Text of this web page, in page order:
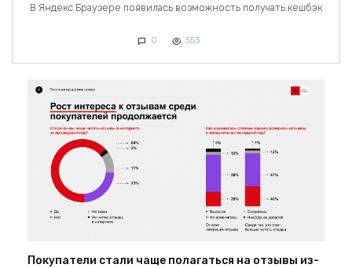
В Яндекс Браузере появилась возможность получать кешбэк
0 553
Покупатели стали чаще полагаться на отзывы из-